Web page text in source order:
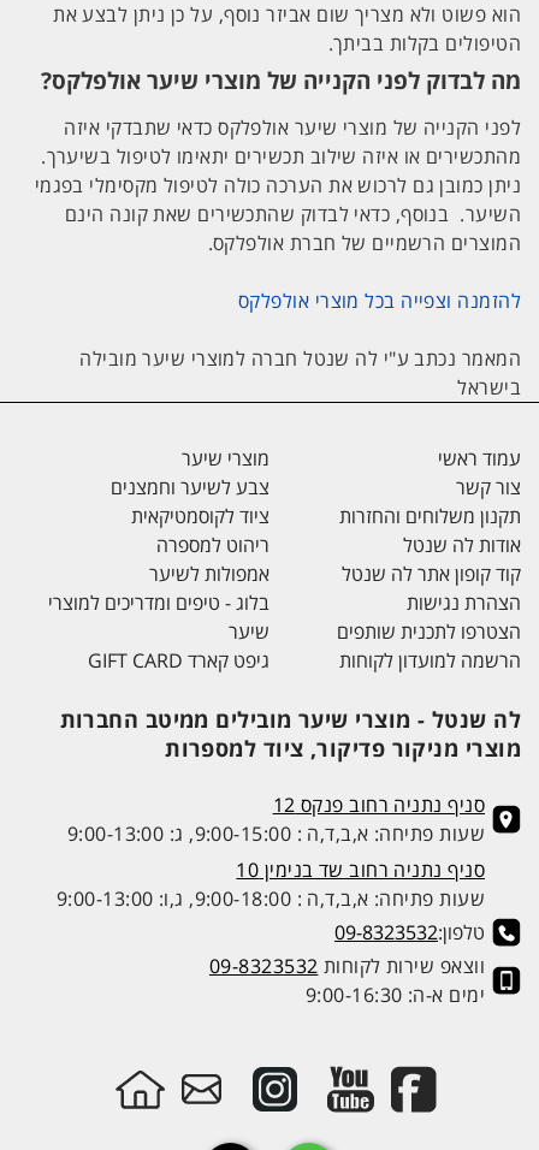
הוא פשוט ולא מצריך שום אביזר נוסף, על כן ניתן לבצע את
הטיפולים בקלות בביתך.
מה לבדוק לפני הקנייה של מוצרי שיער אולפלקס?
לפני הקנייה של מוצרי שיער אולפלקס כדאי שתבדקי איזה
מהתכשירים או איזה שילוב תכשירים יתאימו לטיפול בשיערך.
ניתן כמובן גם לרכוש את הערכה כולה לטיפול מקסימלי בפגמי
השיער. בנוסף, כדאי לבדוק שהתכשירים שאת קונה הינם
המוצרים הרשמיים של חברת אולפלקס.
להזמנה וצפייה בכל מוצרי אולפלקס
המאמר נכתב ע"י לה שנטל חברה למוצרי שיער מובילה
בישראל
עמוד ראשי
צור קשר
תקנון משלוחים והחזרות
אודות לה שנטל
קוד קופון אתר לה שנטל
הצהרת נגישות
הצטרפו לתכנית שותפים
הרשמה למועדון לקוחות
מוצרי שיער
צבע לשיער וחמצנים
ציוד לקוסמטיקאית
ריהוט למספרה
אמפולות לשיער
בלוג - טיפים ומדריכים למוצרי
שיער
גיפט קארד GIFT CARD
לה שנטל - מוצרי שיער מובילים ממיטב החברות
מוצרי מניקור פדיקור, ציוד למספרות
סניף נתניה רחוב פנקס 12
שעות פתיחה: א,ב,ד,ה : 9:00-15:00, ג: 9:00-13:00
סניף נתניה רחוב שד בנימין 10
שעות פתיחה: א,ב,ד,ה : 9:00-18:00, ג,ו: 9:00-13:00
טלפון:09-8323532
ווצאפ שירות לקוחות 09-8323532
ימים א-ה: 9:00-16:30